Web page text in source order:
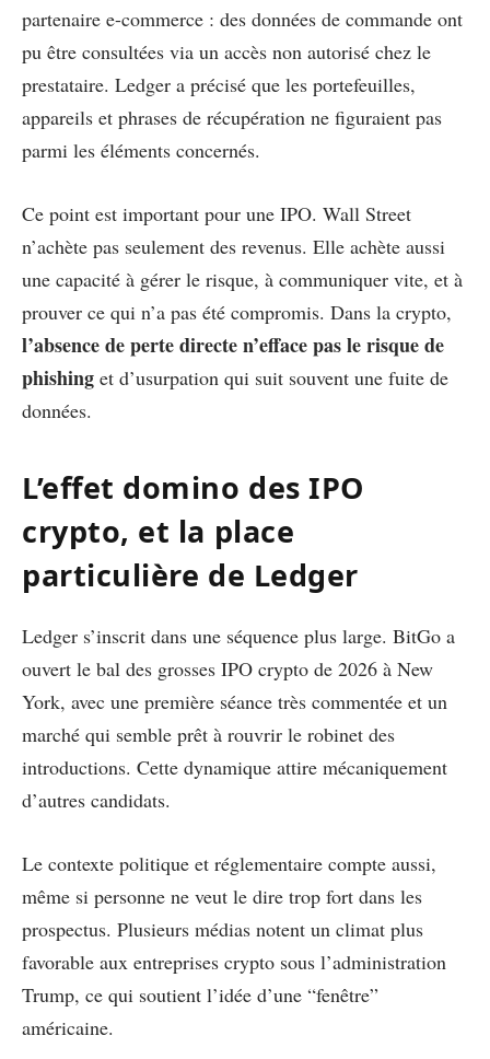
partenaire e-commerce : des données de commande ont
pu être consultées via un accès non autorisé chez le
prestataire. Ledger a précisé que les portefeuilles,
appareils et phrases de récupération ne figuraient pas
parmi les éléments concernés.
Ce point est important pour une IPO. Wall Street
n’achète pas seulement des revenus. Elle achète aussi
une capacité à gérer le risque, à communiquer vite, et à
prouver ce qui n’a pas été compromis. Dans la crypto,
l’absence de perte directe n’efface pas le risque de
phishing et d’usurpation qui suit souvent une fuite de
données.
L’effet domino des IPO
crypto, et la place
particulière de Ledger
Ledger s’inscrit dans une séquence plus large. BitGo a
ouvert le bal des grosses IPO crypto de 2026 à New
York, avec une première séance très commentée et un
marché qui semble prêt à rouvrir le robinet des
introductions. Cette dynamique attire mécaniquement
d’autres candidats.
Le contexte politique et réglementaire compte aussi,
même si personne ne veut le dire trop fort dans les
prospectus. Plusieurs médias notent un climat plus
favorable aux entreprises crypto sous l’administration
Trump, ce qui soutient l’idée d’une “fenêtre”
américaine.